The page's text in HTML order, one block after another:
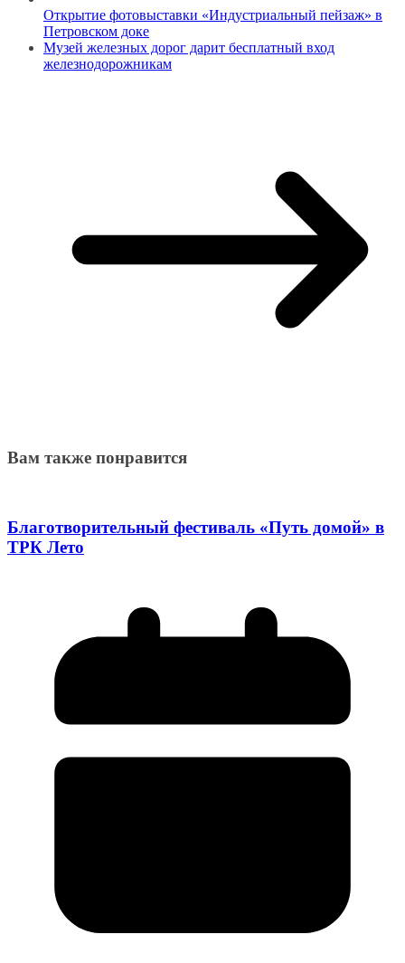
Открытие фотовыставки «Индустриальный пейзаж» в
Петровском доке
Музей железных дорог дарит бесплатный вход
железнодорожникам
Вам также понравится
Благотворительный фестиваль «Путь домой» в
ТРК Лето